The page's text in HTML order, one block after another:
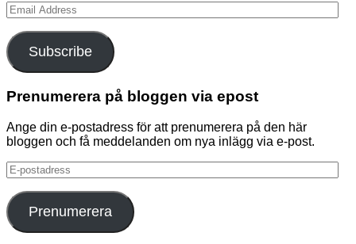
Email
Address
Subscribe
Prenumerera på bloggen via epost
Ange din e-postadress för att prenumerera på den här
bloggen och få meddelanden om nya inlägg via e-post.
E-
postadress
Prenumerera